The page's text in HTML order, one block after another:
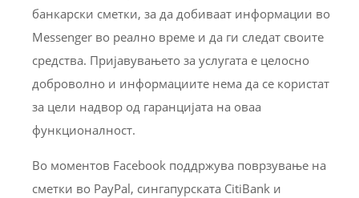
банкарски сметки, за да добиваат информации во
Messenger во реално време и да ги следат своите
средства. Пријавувањето за услугата е целосно
доброволно и информациите нема да се користaт
за цели надвор од гаранцијата на оваа
функционалност.
Во моментов Facebook поддржува поврзување на
сметки во PayPal, сингапурската CitiBank и